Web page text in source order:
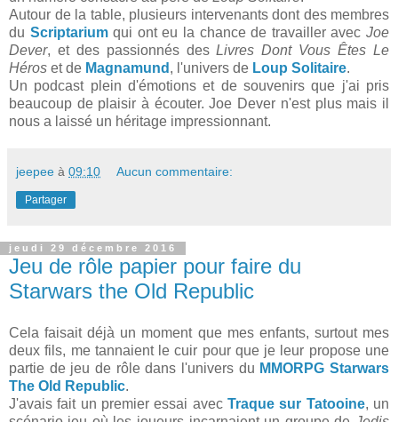
Autour de la table, plusieurs intervenants dont des membres
du Scriptariumqui ont eu la chance de travailler avecJoe
Dever, et des passionnés desLivres Dont Vous Êtes Le
Héros et de Magnamund , l'univers de Loup Solitaire.
Un podcast plein d'émotions et de souvenirs que j'ai pris
beaucoup de plaisir à écouter. Joe Dever n'est plus mais il
nous a laissé un héritage impressionnant.
jeepee à 09:10 Aucun commentaire:
Partager
jeudi 29 décembre 2016
Jeu de rôle papier pour faire du
Starwars the Old Republic
Cela faisait déjà un moment que mes enfants, surtout mes
deux fils, me tannaient le cuir pour que je leur propose une
partie de jeu de rôle dans l'univers du MMORPG Starwars
The Old Republic.
J'avais fait un premier essai avec Traque sur Tatooine, un